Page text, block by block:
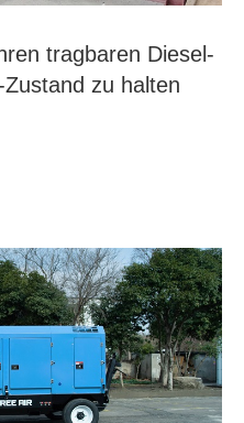
tragbaren Diesel-
zu halten